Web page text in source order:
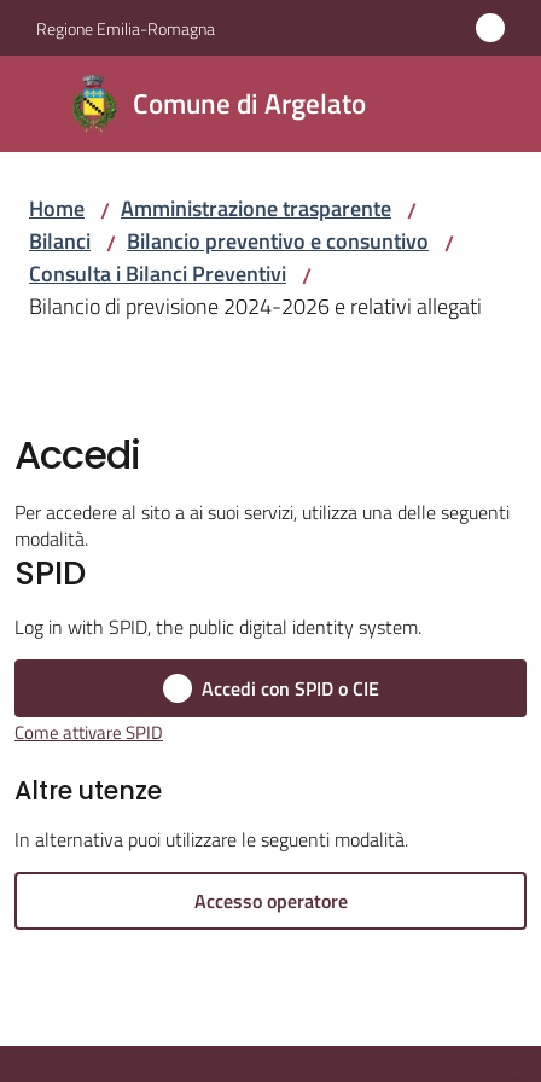
Vai al contenuto
Vai alla navigazione
Vai al footer
Regione Emilia-Romagna
Comune di Argelato
Comune
di
Argelato
Amministrazione
Menu selezionato
Vivere
Argelato
Amministrazione
Menu selezionato
gli
argomenti...
Seguici
Home / Amministrazione trasparente /
Bilanci / Bilancio preventivo e consuntivo /
Consulta i Bilanci Preventivi /
Bilancio di previsione 2024-2026 e relativi allegati
Accedi
Per accedere al sito a ai suoi servizi, utilizza una delle seguenti
modalità.
SPID
Log in with SPID, the public digital identity system.
Accedi con SPID o CIE
Come attivare SPID
Altre utenze
In alternativa puoi utilizzare le seguenti modalità.
Accesso operatore